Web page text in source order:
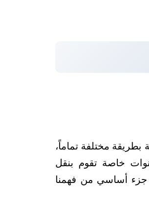
بطريقة مختلفة تماماً،
خاصة تقوم بنقل
جزء أساسي من فهمنا